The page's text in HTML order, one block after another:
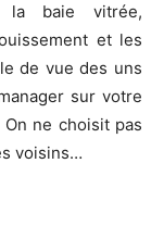
la baie vitrée,
et les
de vue des uns
sur votre
ne choisit pas
voisins…